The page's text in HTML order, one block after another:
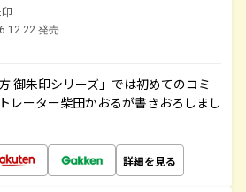
発売
御朱印シリーズ」では初めてのコミ
レーター柴田かおるが書きおろしまし
詳細を見る